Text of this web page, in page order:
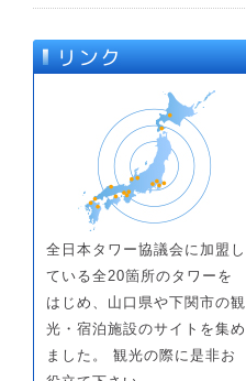
全日本タワー協議会に加盟し
ている全20箇所のタワーを
はじめ、山口県や下関市の観
光・宿泊施設のサイトを集め
ました。 観光の際に是非お